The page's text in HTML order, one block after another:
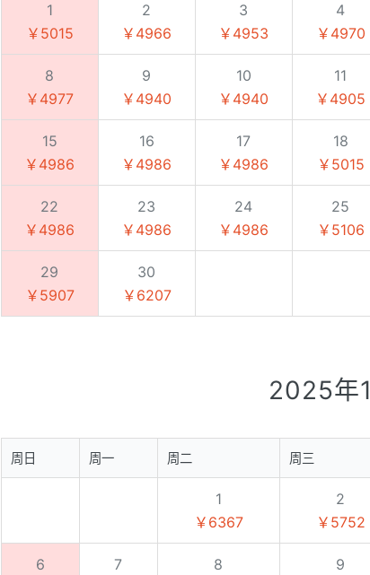
1
￥5015
2
￥4966
3
￥4953
4
￥4970
8
￥4977
9
￥4940
10
￥4940
11
￥4905
15
￥4986
16
￥4986
17
￥4986
18
￥5015
22
￥4986
23
￥4986
24
￥4986
25
￥5106
29
￥5907
30
￥6207
2025年
周日 周一 周二 周三
1
￥6367
2
￥5752
6 7 8 9